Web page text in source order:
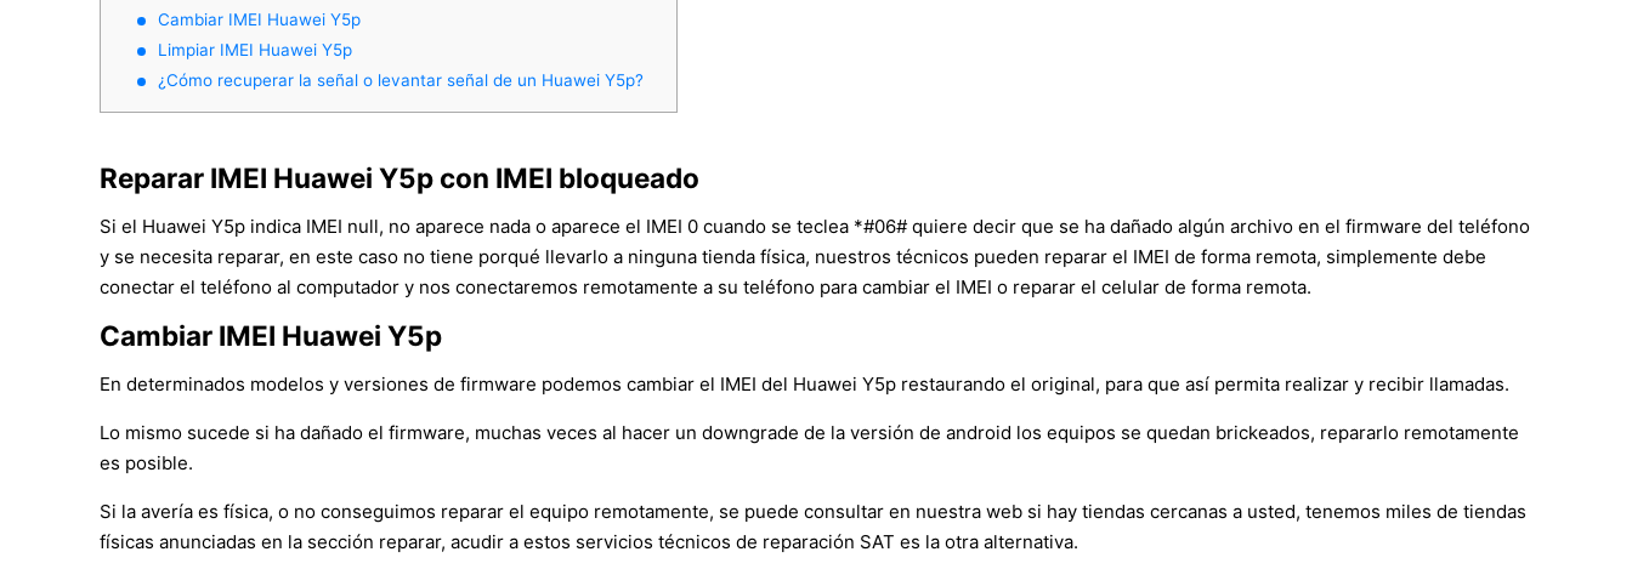
Cambiar IMEI Huawei Y5p
Limpiar IMEI Huawei Y5p
¿Cómo recuperar la señal o levantar señal de un Huawei Y5p?
Reparar IMEI Huawei Y5p con IMEI bloqueado
Si el Huawei Y5p indica IMEI null, no aparece nada o aparece el IMEI 0 cuando se teclea *#06# quiere decir que se ha dañado algún archivo en el firmware del teléfono
y se necesita reparar, en este caso no tiene porqué llevarlo a ninguna tienda física, nuestros técnicos pueden reparar el IMEI de forma remota, simplemente debe
conectar el teléfono al computador y nos conectaremos remotamente a su teléfono para cambiar el IMEI o reparar el celular de forma remota.
Cambiar IMEI Huawei Y5p
En determinados modelos y versiones de firmware podemos cambiar el IMEI del Huawei Y5p restaurando el original, para que así permita realizar y recibir llamadas.
Lo mismo sucede si ha dañado el firmware, muchas veces al hacer un downgrade de la versión de android los equipos se quedan brickeados, repararlo remotamente
es posible.
Si la avería es física, o no conseguimos reparar el equipo remotamente, se puede consultar en nuestra web si hay tiendas cercanas a usted, tenemos miles de tiendas
físicas anunciadas en la sección reparar, acudir a estos servicios técnicos de reparación SAT es la otra alternativa.